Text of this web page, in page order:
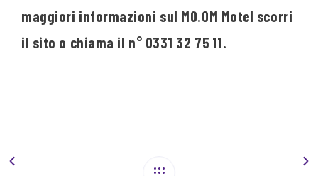
maggiori informazioni sul MO.OM Motel scorri
il sito o chiama il n° 0331 32 75 11.